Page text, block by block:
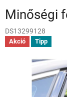
Minőségi
DS13299128
Akció Tipp